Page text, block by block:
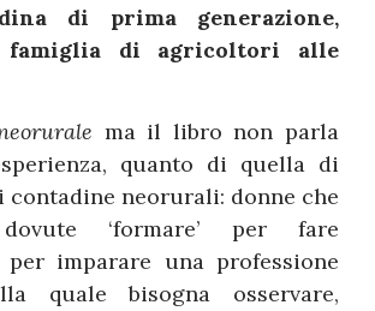
di prima generazione,
famiglia di agricoltori alle
ma il libro non parla
quanto di quella di
contadine neorurali: donne che
‘formare’ per fare
imparare una professione
quale bisogna osservare,